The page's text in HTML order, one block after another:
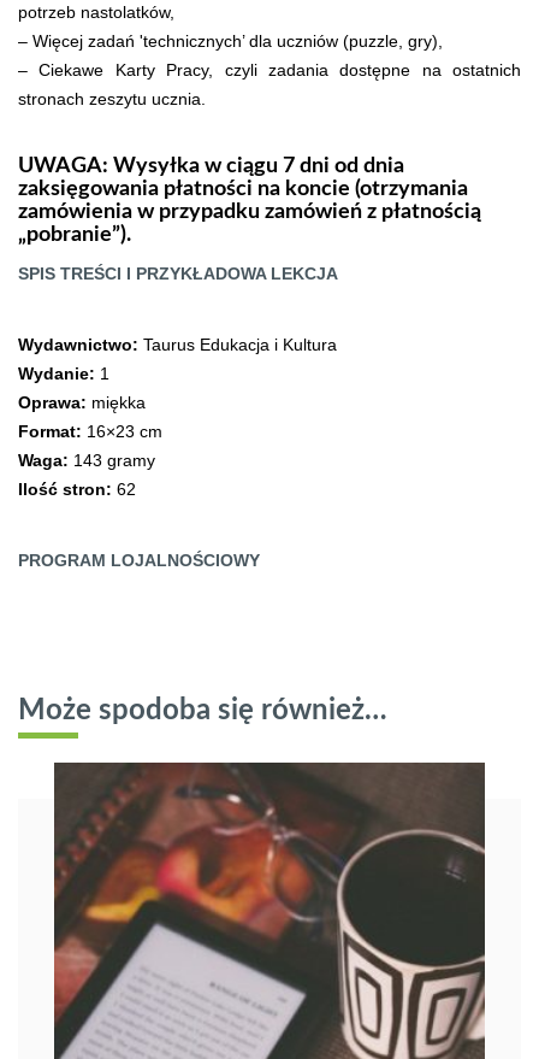
potrzeb nastolatków,
– Więcej zadań 'technicznych’ dla uczniów (puzzle, gry),
– Ciekawe Karty Pracy, czyli zadania dostępne na ostatnich
stronach zeszytu ucznia.
UWAGA: Wysyłka w ciągu 7 dni od dnia
zaksięgowania płatności na koncie (otrzymania
zamówienia w przypadku zamówień z płatnością
„pobranie”).
SPIS TREŚCI I PRZYKŁADOWA LEKCJA
Wydawnictwo: Taurus Edukacja i Kultura
Wydanie: 1
Oprawa: miękka
Format: 16×23 cm
Waga: 143 gramy
Ilość stron: 62
PROGRAM LOJALNOŚCIOWY
Może spodoba się również…